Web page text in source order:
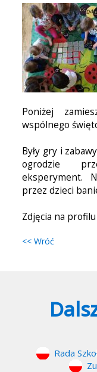
Poniżej
wspólnego
Były gry i
ogrodzie
eksperyment.
przez dzieci
Zdjęcia na
<< Wróć
Rada